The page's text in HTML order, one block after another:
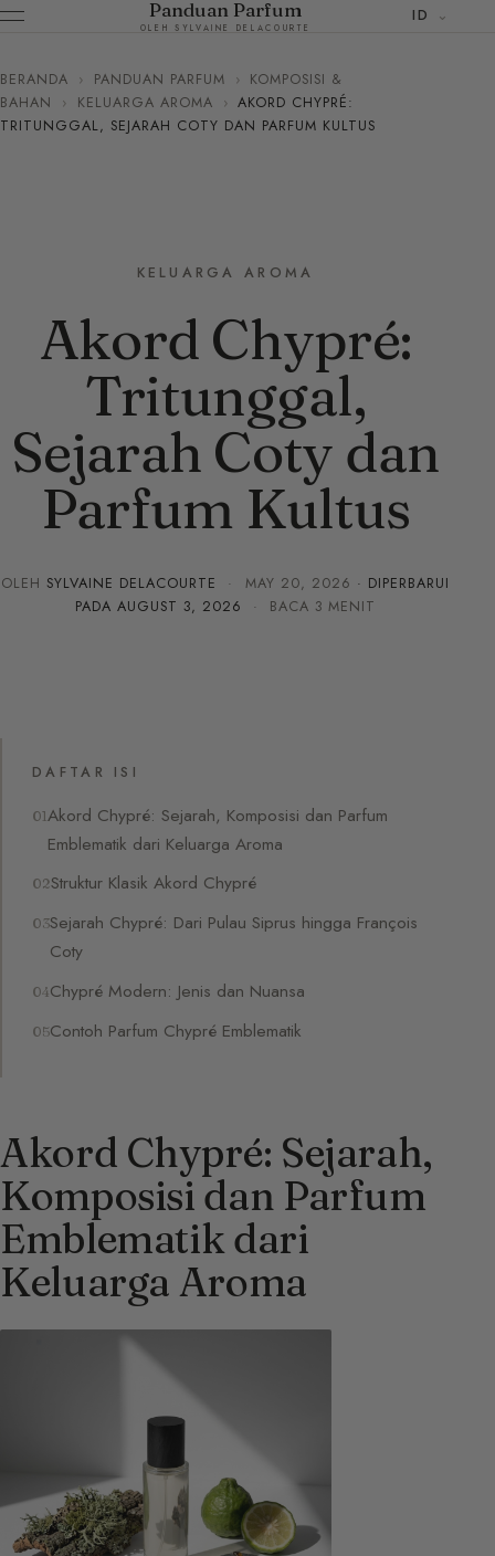
Panduan Parfum
OLEH SYLVAINE DELACOURTE
ID
BERANDA › PANDUAN PARFUM › KOMPOSISI &
BAHAN
› KELUARGA AROMA › AKORD CHYPRÉ:
TRITUNGGAL, SEJARAH COTY DAN PARFUM KULTUS
KELUARGA AROMA
Akord Chypré:
Tritunggal,
Sejarah Coty dan
Parfum Kultus
OLEH SYLVAINE DELACOURTE · MAY 20, 2026 · DIPERBARUI
PADA AUGUST 3, 2026 · BACA 3 MENIT
DAFTAR ISI
Akord Chypré: Sejarah, Komposisi dan Parfum
Emblematik dari Keluarga Aroma
Struktur Klasik Akord Chypré
Sejarah Chypré: Dari Pulau Siprus hingga François
Coty
Chypré Modern: Jenis dan Nuansa
Contoh Parfum Chypré Emblematik
Akord Chypré: Sejarah,
Komposisi dan Parfum
Emblematik dari
Keluarga Aroma